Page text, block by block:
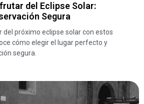
del Eclipse Solar:
Segura
próximo eclipse solar con estos
cómo elegir el lugar perfecto y
segura.